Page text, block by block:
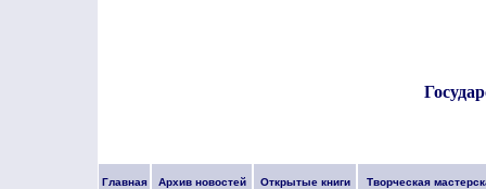
Главная Архив новостей Открытые книги Творческая